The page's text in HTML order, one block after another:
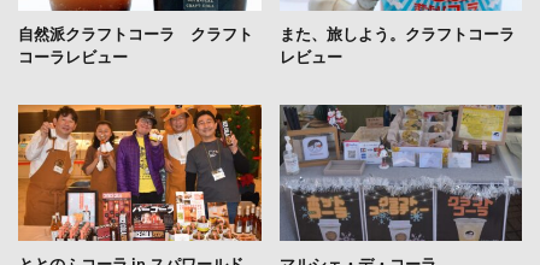
自然派クラフトコーラ クラフト
コーラレビュー
また、旅しよう。クラフトコーラ
レビュー